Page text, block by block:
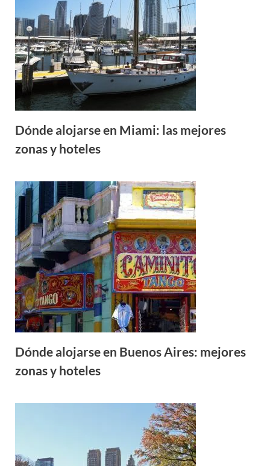
Dónde alojarse en Miami: las mejores
zonas y hoteles
Dónde alojarse en Buenos Aires: mejores
zonas y hoteles